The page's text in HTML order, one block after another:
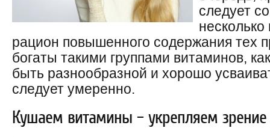
следует
рацион повышенного содержания тех
богаты такими группами витаминов,
быть разнообразной и хорошо
следует умеренно.
Кушаем витамины – укрепляем зрение